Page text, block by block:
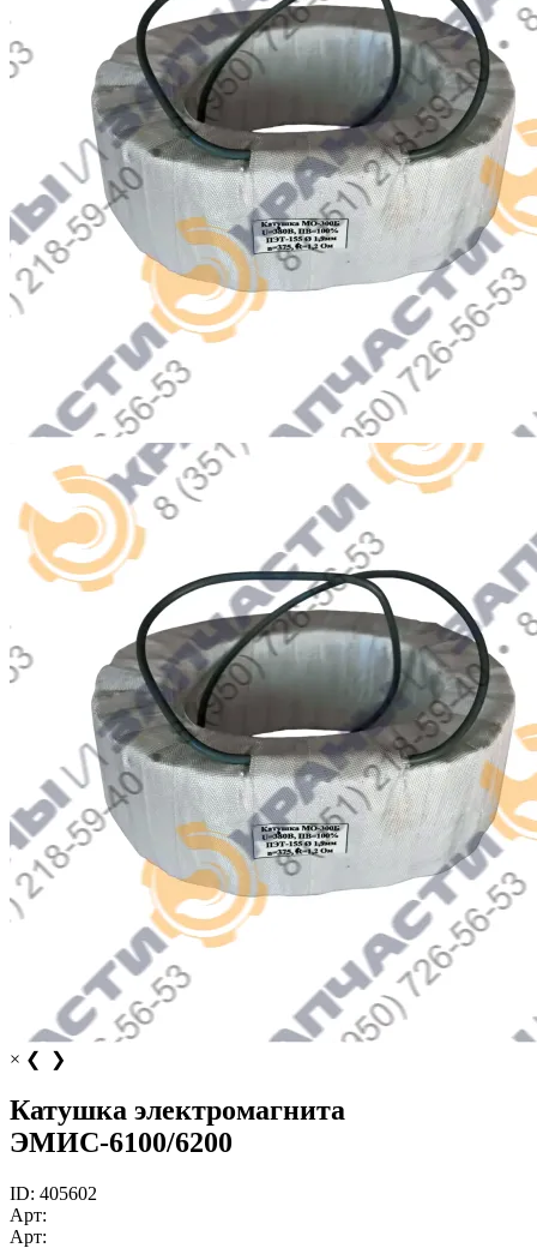
× ❮ ❯
Катушка электромагнита
ЭМИС-6100/6200
ID: 405602
Арт:
Арт: